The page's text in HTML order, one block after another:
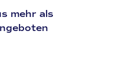
mehr als